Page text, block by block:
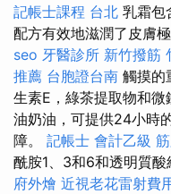
記帳士課程 台北 乳霜包
配方有效地滋潤了皮膚
seo 牙醫診所 新竹撥筋
推薦 台胞證台南 觸摸的
生素E，綠茶提取物和
油奶油，可提供24小時
障。 記帳士 會計乙級
酰胺1、3和6和透明質酸
府外燴 近視老花雷射費